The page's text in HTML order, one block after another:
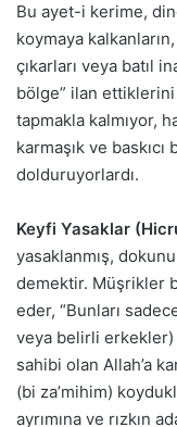
Bu ayet-i kerime,
koymaya
çıkarları veya batıl
bölge” ilan
tapmakla kalmıyor,
karmaşık ve
dolduruyorlardı.
Keyfi Yasaklar
yasaklanmış,
demektir. Müşrikler
eder, “Bunları
veya belirli
sahibi olan Allah’a
(bi za’mihim)
ayrımına ve rızkın